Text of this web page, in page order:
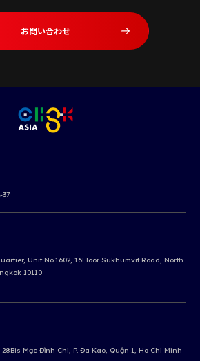
お問い合わせ
37
Unit No.1602, 16Floor Sukhumvit Road, North
10110
28Bis Mạc Đĩnh Chi, P. Đa Kao, Quận 1, Ho Chi Minh